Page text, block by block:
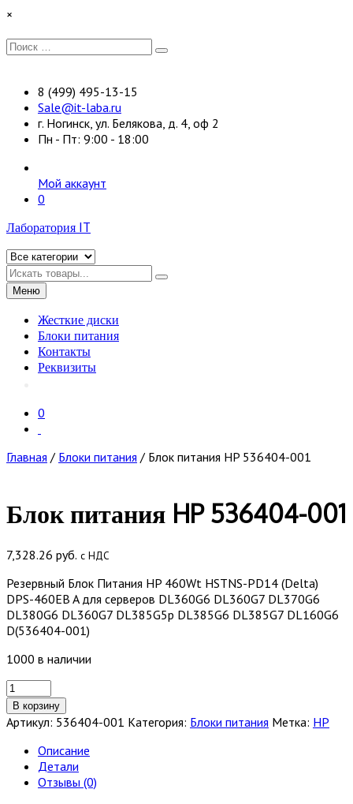
Перейти
содержимому
×
Искать:
Поиск
8 (499) 495-13-15
Sale@it-laba.ru
г. Ногинск, ул. Белякова, д. 4, оф 2
Пн - Пт: 9:00 - 18:00
Мой аккаунт
0
Лаборатория IT
Искать
Меню
Жесткие диски
Блоки питания
Контакты
Реквизиты
0
Главная / Блоки питания / Блок питания HP 536404-001
Блок питания HP 536404-001
7,328.26 руб. с НДС
Резервный Блок Питания HP 460Wt HSTNS-PD14 (Delta)
DPS-460EB A для серверов DL360G6 DL360G7 DL370G6
DL380G6 DL360G7 DL385G5p DL385G6 DL385G7 DL160G6
D(536404-001)
1000 в наличии
Количество
товара
Блок
питания
536404-
001
В корзину
Артикул: 536404-001 Категория: Блоки питания Метка: HP
Описание
Детали
Отзывы (0)